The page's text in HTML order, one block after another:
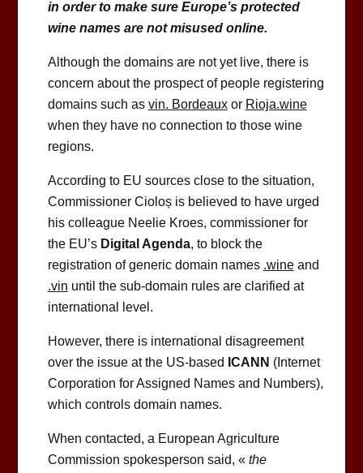
in order to make sure Europe’s protected
wine names are not misused online.
Although the domains are not yet live, there is
concern about the prospect of people registering
domains such as vin. Bordeauxor Rioja.wine
when they have no connection to those wine
regions.
According to EU sources close to the situation,
Commissioner Cioloș is believed to have urged
his colleague Neelie Kroes, commissioner for
the EU’s Digital Agenda, to block the
registration of generic domain names .wineand
.vin until the sub-domain rules are clarified at
international level.
However, there is international disagreement
over the issue at the US-based ICANN (Internet
Corporation for Assigned Names and Numbers),
which controls domain names.
When contacted, a European Agriculture
Commission spokesperson said, « the